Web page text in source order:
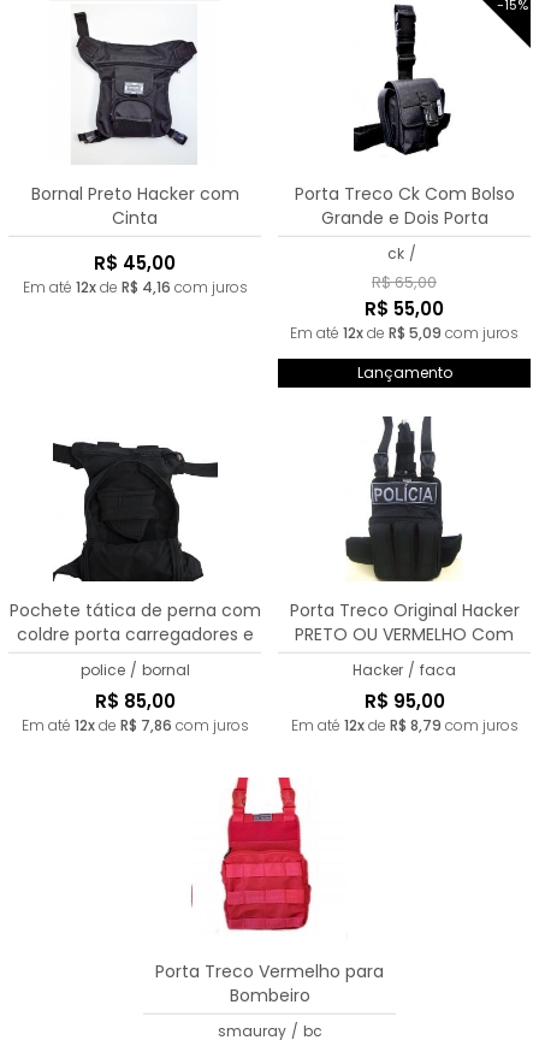
Bornal Preto Hacker com
Cinta
R$ 45,00
Em até 12xde R$ 4,16 com juros
-15%
Porta Treco Ck Com Bolso
Grande e Dois Porta
Carregadores Lateral
ck /
R$ 65,00
R$ 55,00
Em até 12xde R$ 5,09 com juros
Lançamento
Pochete tática de perna com
coldre porta carregadores e
porta munição
police / bornal
R$ 85,00
Em até 12xde R$ 7,86 com juros
Porta Treco Original Hacker
PRETO OU VERMELHO Com
Porta Faca Tática
Hacker / faca
R$ 95,00
Em até 12xde R$ 8,79 com juros
Porta Treco Vermelho para
Bombeiro
smauray / bc